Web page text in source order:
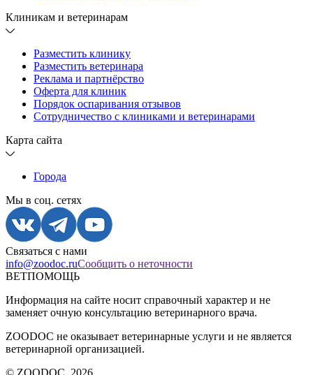
Клиникам и ветеринарам
Разместить клинику
Разместить ветеринара
Реклама и партнёрство
Оферта для клиник
Порядок оспаривания отзывов
Сотрудничество с клиниками и ветеринарами
Карта сайта
Города
Мы в соц. сетях
Связаться с нами
info@zoodoc.ruСообщить о неточности
ВЕТПОМОЩЬ
Информация на сайте носит справочный характер и не
заменяет очную консультацию ветеринарного врача.
ZOODOC не оказывает ветеринарные услуги и не является
ветеринарной организацией.
© ZOODOC, 2026